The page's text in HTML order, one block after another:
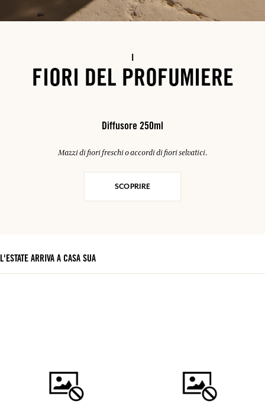
FIORI DEL PROFUMIERE
Diffusore 250ml
Mazzi di fiori freschi o accordi di fiori selvatici.
SCOPRIRE
L'ESTATE ARRIVA A CASA SUA